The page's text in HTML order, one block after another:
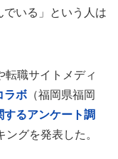
いる」という人は
職サイトメディ
ラボ （福岡県福岡
るアンケート調
グを発表した。